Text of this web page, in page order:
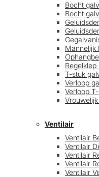
Bocht
Bocht
Mannelijk
Regelklep
T-stuk
Verloop
Verloop
Ventilair
Ventilair
Ventilair
Ventilair
Ventilair
Ventilair